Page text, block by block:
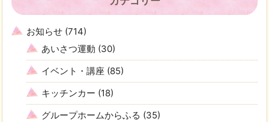
お知らせ (714)
あいさつ運動 (30)
イベント・講座 (85)
キッチンカー (18)
グループホームからふる (35)